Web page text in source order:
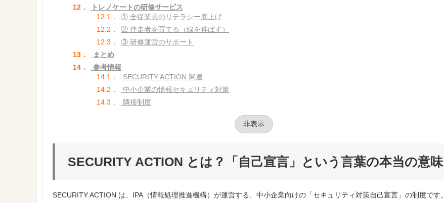
12．
トレノケートの研修サービス
12.1．
① 全従業員のリテラシー底上げ
12.2．
② 伴走者を育てる（線を伸ばす）
12.3．
③ 研修運営のサポート
13．
まとめ
14．
参考情報
14.1．
SECURITY ACTION 関連
14.2．
中小企業の情報セキュリティ対策
14.3．
隣接制度
非表示
SECURITY ACTION とは？「自己宣言」という言葉の本当の意味
SECURITY ACTION は、IPA（情報処理推進機構）が運営する、中小企業向けの「セキュリティ対策自己宣言」の制度です。